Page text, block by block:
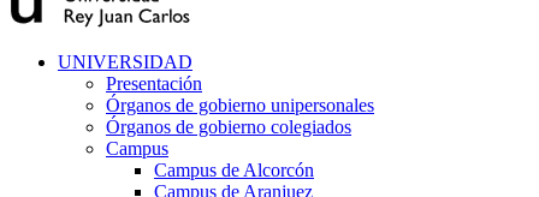
UNIVERSIDAD
Presentación
Órganos de gobierno unipersonales
Órganos de gobierno colegiados
Campus
Campus de Alcorcón
Campus de Aranjuez